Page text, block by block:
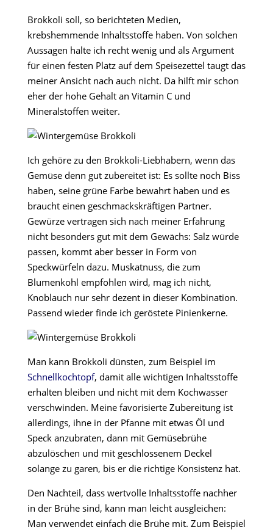
Brokkoli soll, so berichteten Medien,
krebshemmende Inhaltsstoffe haben. Von solchen
Aussagen halte ich recht wenig und als Argument
für einen festen Platz auf dem Speisezettel taugt das
meiner Ansicht nach auch nicht. Da hilft mir schon
eher der hohe Gehalt an Vitamin C und
Mineralstoffen weiter.
Ich gehöre zu den Brokkoli-Liebhabern, wenn das
Gemüse denn gut zubereitet ist: Es sollte noch Biss
haben, seine grüne Farbe bewahrt haben und es
braucht einen geschmackskräftigen Partner.
Gewürze vertragen sich nach meiner Erfahrung
nicht besonders gut mit dem Gewächs: Salz würde
passen, kommt aber besser in Form von
Speckwürfeln dazu. Muskatnuss, die zum
Blumenkohl empfohlen wird, mag ich nicht,
Knoblauch nur sehr dezent in dieser Kombination.
Passend wieder finde ich geröstete Pinienkerne.
Man kann Brokkoli dünsten, zum Beispiel im
Schnellkochtopf, damit alle wichtigen Inhaltsstoffe
erhalten bleiben und nicht mit dem Kochwasser
verschwinden. Meine favorisierte Zubereitung ist
allerdings, ihne in der Pfanne mit etwas Öl und
Speck anzubraten, dann mit Gemüsebrühe
abzulöschen und mit geschlossenem Deckel
solange zu garen, bis er die richtige Konsistenz hat.
Den Nachteil, dass wertvolle Inhaltsstoffe nachher
in der Brühe sind, kann man leicht ausgleichen:
Man verwendet einfach die Brühe mit. Zum Beispiel